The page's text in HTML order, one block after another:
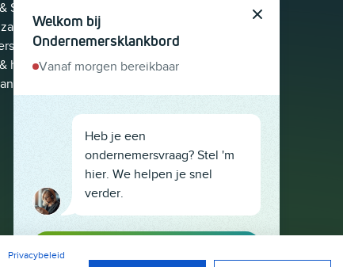
Sales
voor
hr
maken
Partners
Contact
Welkom bij
Ondernemersklankbord
Vanaf morgen bereikbaar
Sluit
Heb je een
ondernemersvraag? Stel 'm
hier. We helpen je snel
verder.
Privacybeleid